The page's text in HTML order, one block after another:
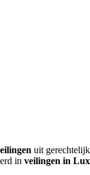
uit
in veilingen in